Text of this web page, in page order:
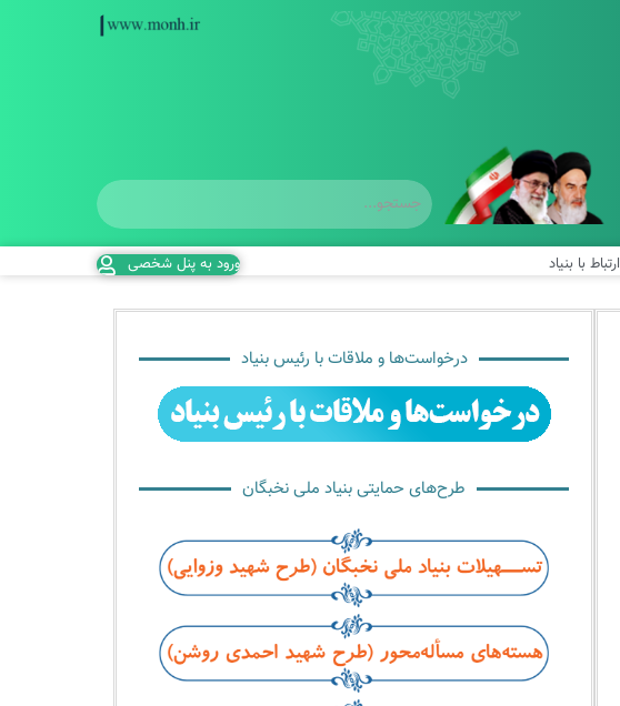
ارتباط با بنیاد ورود به پنل شخصی
درخواست‌ها و ملاقات با رئیس بنیاد
طرح‌های حمایتی بنیاد ملی نخبگان